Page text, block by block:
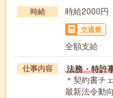
時給 時給2000
交通費
全額支給
仕事内容 法務・特許
＊契約書チ
最新法令動